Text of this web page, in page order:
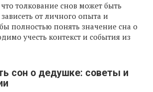
толкование снов может быть
от личного опыта и
полностью понять значение сна о
учесть контекст и события из
сон о дедушке: советы и